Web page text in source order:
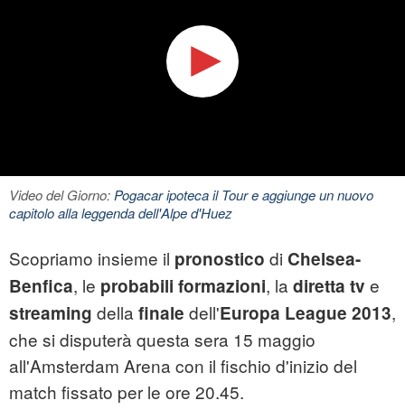
Video del Giorno: Pogacar ipoteca il Tour e aggiunge un nuovo
capitolo alla leggenda dell'Alpe d'Huez
Scopriamo insieme il pronostico di Chelsea-
Benfica, le probabili formazioni, la diretta tv e
streaming della finale dell'Europa League 2013,
che si disputerà questa sera 15 maggio
all'Amsterdam Arena con il fischio d'inizio del
match fissato per le ore 20.45.